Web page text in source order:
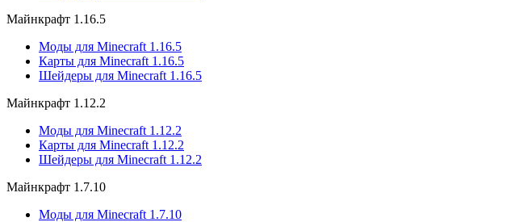
Майнкрафт 1.16.5
Моды для Minecraft 1.16.5
Карты для Minecraft 1.16.5
Шейдеры для Minecraft 1.16.5
Майнкрафт 1.12.2
Моды для Minecraft 1.12.2
Карты для Minecraft 1.12.2
Шейдеры для Minecraft 1.12.2
Майнкрафт 1.7.10
Моды для Minecraft 1.7.10